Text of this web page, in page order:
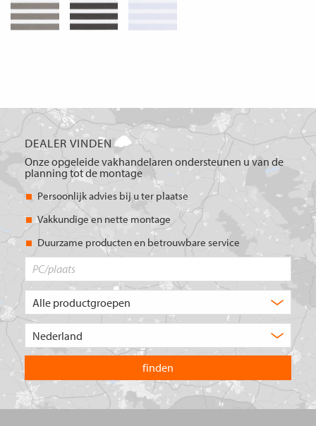
DEALER VINDEN
Onze opgeleide vakhandelaren ondersteunen u van de
planning tot de montage
Persoonlijk advies bij u ter plaatse
Vakkundige en nette montage
Duurzame producten en betrouwbare service
product
u?
land
waarin
u
wilt
zoeken.